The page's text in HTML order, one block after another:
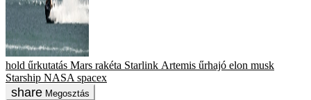
hold űrkutatás Mars rakéta Starlink Artemis űrhajó elon musk
Starship NASA spacex
Megosztás